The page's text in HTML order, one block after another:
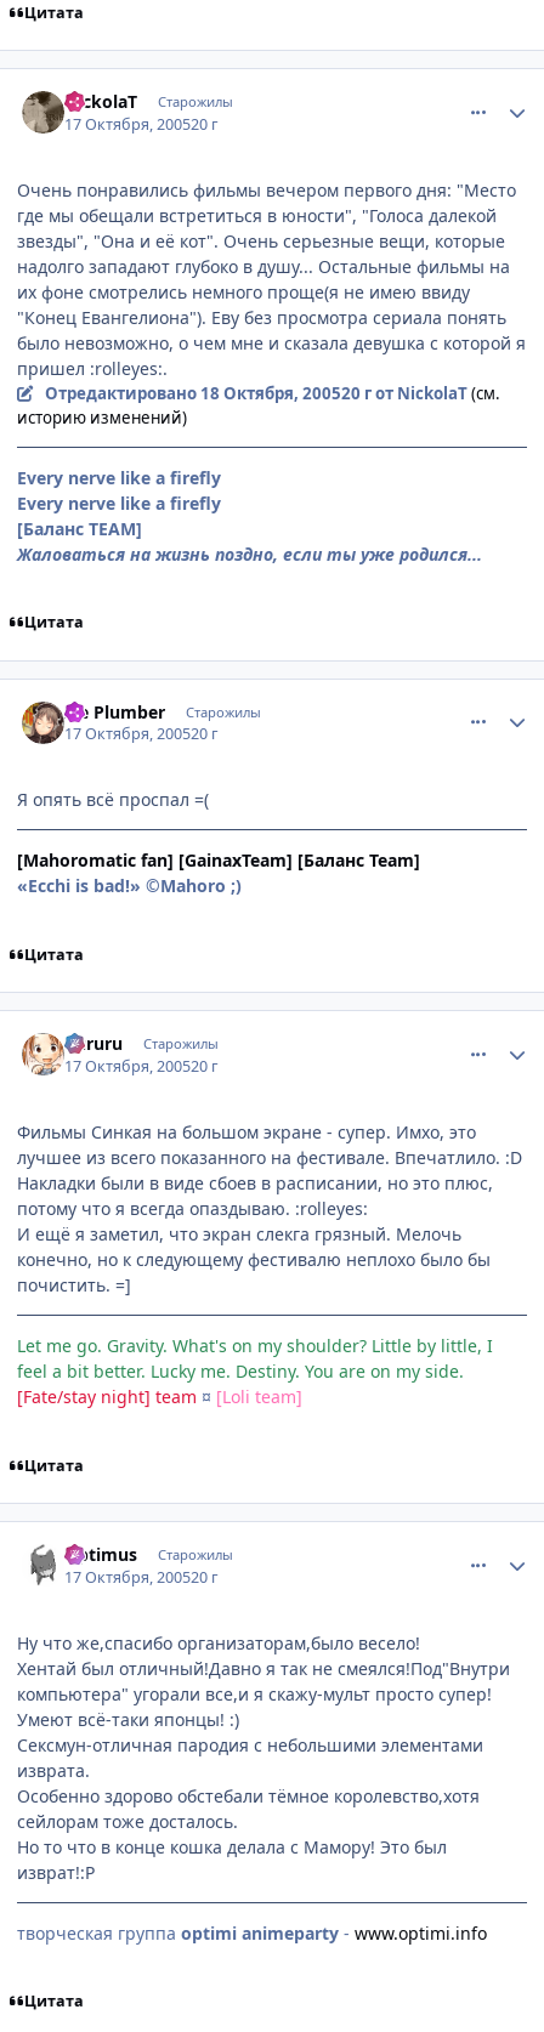
Цитата
NickolaT Старожилы
17 Октября, 200520 г
Очень понравились фильмы вечером первого дня: "Место
где мы обещали встретиться в юности", "Голоса далекой
звезды", "Она и её кот". Очень серьезные вещи, которые
надолго западают глубоко в душу... Остальные фильмы на
их фоне смотрелись немного проще(я не имею ввиду
"Конец Евангелиона"). Еву без просмотра сериала понять
было невозможно, о чем мне и сказала девушка с которой я
пришел :rolleyes:.
Отредактировано 18 Октября, 200520 гот NickolaT(см.
историю изменений)
Every nerve like a firefly
Every nerve like a firefly
[Баланс ТЕАМ]
Жаловаться на жизнь поздно, если ты уже родился...
Цитата
Ice Plumber Старожилы
17 Октября, 200520 г
Я опять всё проспал =(
[Mahoromatic fan] [GainaxTeam] [Баланс Team]
«Ecchi is bad!» ©Mahoro ;)
Цитата
Kururu Старожилы
17 Октября, 200520 г
Фильмы Синкая на большом экране - супер. Имхо, это
лучшее из всего показанного на фестивале. Впечатлило. :D
Накладки были в виде сбоев в расписании, но это плюс,
потому что я всегда опаздываю. :rolleyes:
И ещё я заметил, что экран слекга грязный. Мелочь
конечно, но к следующему фестивалю неплохо было бы
почистить. =]
Let me go. Gravity. What's on my shoulder? Little by little, I
feel a bit better. Lucky me. Destiny. You are on my side.
[Fate/stay night] team ¤ [Loli team]
Цитата
Optimus Старожилы
17 Октября, 200520 г
Ну что же,спасибо организаторам,было весело!
Хентай был отличный!Давно я так не смеялся!Под"Внутри
компьютера" угорали все,и я скажу-мульт просто супер!
Умеют всё-таки японцы! :)
Сексмун-отличная пародия с небольшими элементами
изврата.
Особенно здорово обстебали тёмное королевство,хотя
сейлорам тоже досталось.
Но то что в конце кошка делала с Мамору! Это был
изврат!:P
творческая группа optimi animeparty - www.optimi.info
Цитата